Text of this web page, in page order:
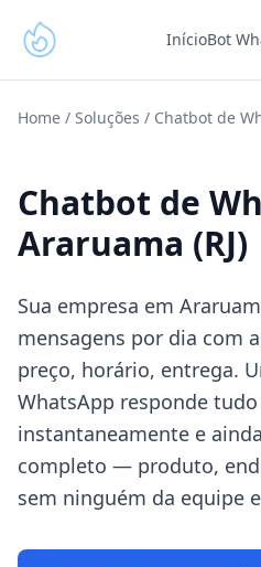
InícioBot
Home / Soluções / Chatbot de
Chatbot de
Araruama (RJ)
Sua empresa em
mensagens por dia com
preço, horário, entrega.
WhatsApp responde
instantaneamente e
completo — produto,
sem ninguém da equipe